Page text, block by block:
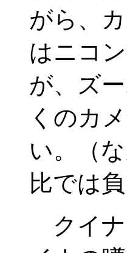
がら、
はニコ
が、ズ
くのカ
い。（
比では
クイナ